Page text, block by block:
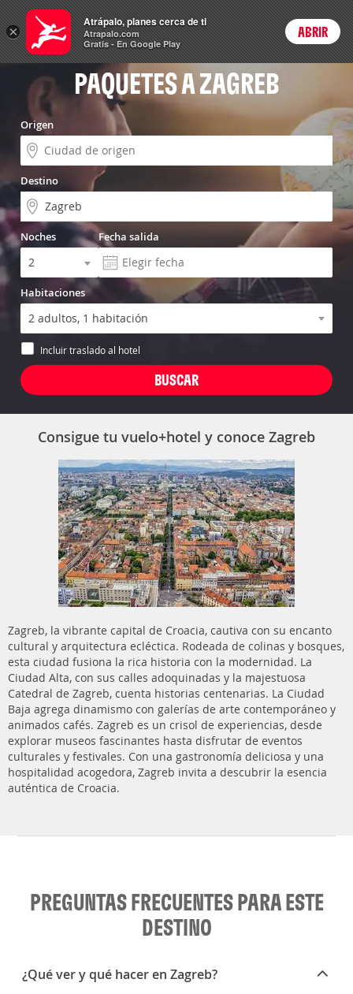
Vuelo+Hotel Login
PAQUETES A ZAGREB
Origen
Destino
Noches Fecha salida
Habitaciones
Incluir traslado al hotel
Consigue tu vuelo+hotel y conoce Zagreb
Zagreb, la vibrante capital de Croacia, cautiva con su encanto
cultural y arquitectura ecléctica. Rodeada de colinas y bosques,
esta ciudad fusiona la rica historia con la modernidad. La
Ciudad Alta, con sus calles adoquinadas y la majestuosa
Catedral de Zagreb, cuenta historias centenarias. La Ciudad
Baja agrega dinamismo con galerías de arte contemporáneo y
animados cafés. Zagreb es un crisol de experiencias, desde
explorar museos fascinantes hasta disfrutar de eventos
culturales y festivales. Con una gastronomía deliciosa y una
hospitalidad acogedora, Zagreb invita a descubrir la esencia
auténtica de Croacia.
PREGUNTAS FRECUENTES PARA ESTE
DESTINO
¿Qué ver y qué hacer en Zagreb?
×
Atrápalo, planes cerca de ti
Atrapalo.com
Gratis - En Google Play
ABRIR